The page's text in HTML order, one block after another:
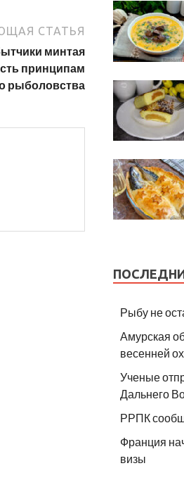
СТАТЬЯ
минтая
принципам
рыболовства
Рыбу не
Амурская
весенней
Ученые
Дальнего
РРПК
Франция
визы